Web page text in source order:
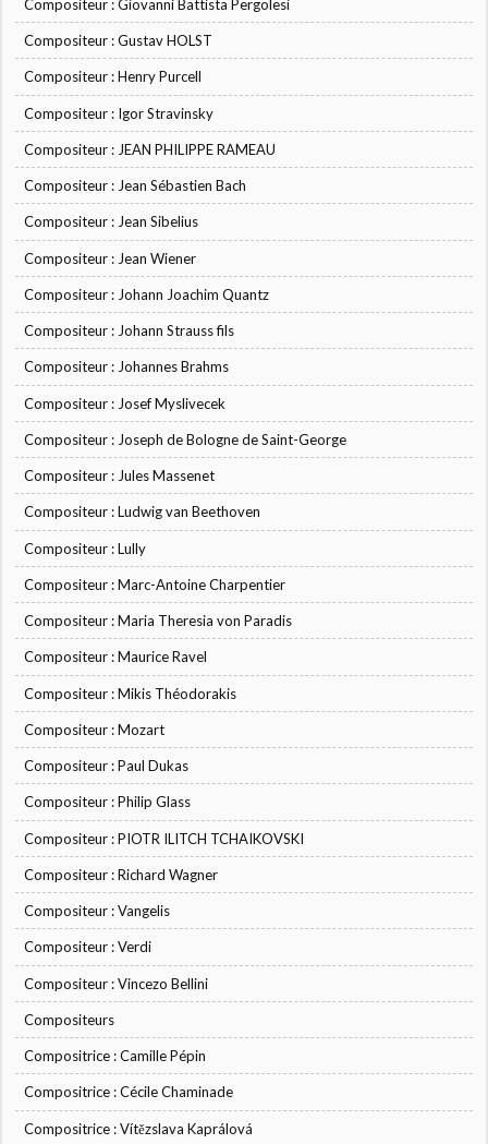
Compositeur : Giovanni Battista Pergolesi
Compositeur : Gustav HOLST
Compositeur : Henry Purcell
Compositeur : Igor Stravinsky
Compositeur : JEAN PHILIPPE RAMEAU
Compositeur : Jean Sébastien Bach
Compositeur : Jean Sibelius
Compositeur : Jean Wiener
Compositeur : Johann Joachim Quantz
Compositeur : Johann Strauss fils
Compositeur : Johannes Brahms
Compositeur : Josef Myslivecek
Compositeur : Joseph de Bologne de Saint-George
Compositeur : Jules Massenet
Compositeur : Ludwig van Beethoven
Compositeur : Lully
Compositeur : Marc-Antoine Charpentier
Compositeur : Maria Theresia von Paradis
Compositeur : Maurice Ravel
Compositeur : Mikis Théodorakis
Compositeur : Mozart
Compositeur : Paul Dukas
Compositeur : Philip Glass
Compositeur : PIOTR ILITCH TCHAIKOVSKI
Compositeur : Richard Wagner
Compositeur : Vangelis
Compositeur : Verdi
Compositeur : Vincezo Bellini
Compositeurs
Compositrice : Camille Pépin
Compositrice : Cécile Chaminade
Compositrice : Vítězslava Kaprálová